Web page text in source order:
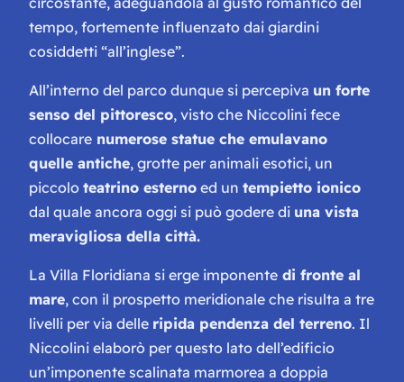
tempo, fortemente influenzato dai giardini
cosiddetti “all’inglese”.
All’interno del parco dunque si percepiva un forte
senso del pittoresco, visto che Niccolini fece
collocare numerose statue che emulavano
quelle antiche, grotte per animali esotici, un
piccolo teatrino esterno ed un tempietto ionico
dal quale ancora oggi si può godere di una vista
meravigliosa della città.
La Villa Floridiana si erge imponente di fronte al
mare, con il prospetto meridionale che risulta a tre
livelli per via delle ripida pendenza del terreno. Il
Niccolini elaborò per questo lato dell’edificio
un’imponente scalinata marmorea a doppia